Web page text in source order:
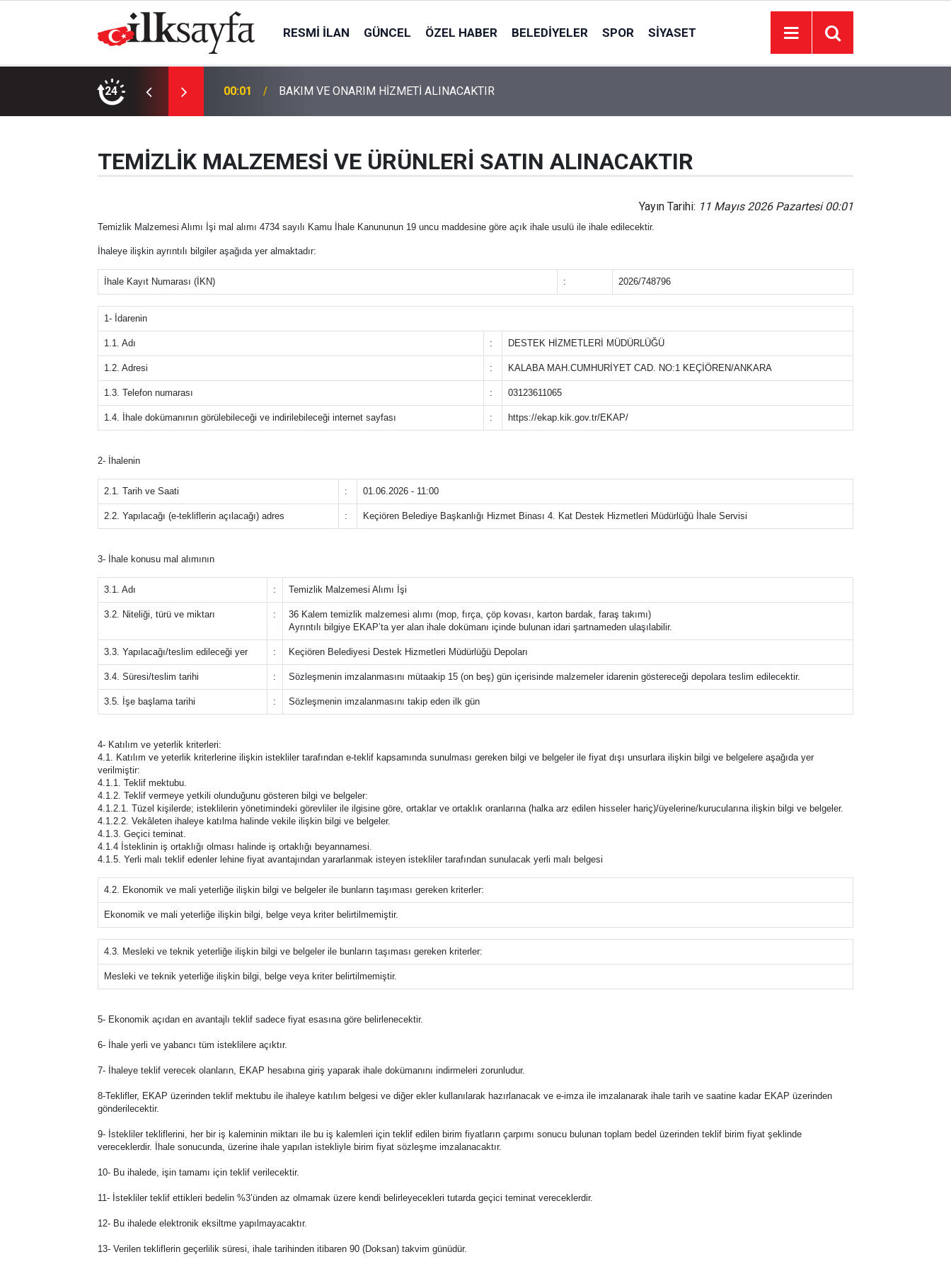
RESMI İLAN GÜNCEL ÖZEL HABER BELEDIYELER SPOR SIYASET
24 00:01 BAKIM VE ONARIM HİZMETİ ALINACAKTIR
TEMİZLİK MALZEMESİ VE ÜRÜNLERİ SATIN ALINACAKTIR
Yayın Tarihi: 11 Mayıs 2026 Pazartesi 00:01
Temizlik Malzemesi Alımı İşi mal alımı 4734 sayılı Kamu İhale Kanununun 19 uncu maddesine göre açık ihale usulü ile ihale edilecektir.
İhaleye ilişkin ayrıntılı bilgiler aşağıda yer almaktadır:
İhale Kayıt Numarası (İKN) : 2026/748796
1- İdarenin
1.1. Adı : DESTEK HİZMETLERİ MÜDÜRLÜĞÜ
1.2. Adresi : KALABA MAH.CUMHURİYET CAD. NO:1 KEÇİÖREN/ANKARA
1.3. Telefon numarası : 03123611065
1.4. İhale dokümanının görülebileceği ve indirilebileceği internet sayfası : https://ekap.kik.gov.tr/EKAP/
2- İhalenin
2.1. Tarih ve Saati : 01.06.2026 - 11:00
2.2. Yapılacağı (e-tekliflerin açılacağı) adres : Keçiören Belediye Başkanlığı Hizmet Binası 4. Kat Destek Hizmetleri Müdürlüğü İhale Servisi
3- İhale konusu mal alımının
3.1. Adı : Temizlik Malzemesi Alımı İşi
3.2. Niteliği, türü ve miktarı :
36 Kalem temizlik malzemesi alımı (mop, fırça, çöp kovası, karton bardak, faraş takımı)
Ayrıntılı bilgiye EKAP’ta yer alan ihale dokümanı içinde bulunan idari şartnameden ulaşılabilir.
3.3. Yapılacağı/teslim edileceği yer : Keçiören Belediyesi Destek Hizmetleri Müdürlüğü Depoları
3.4. Süresi/teslim tarihi : Sözleşmenin imzalanmasını mütaakip 15 (on beş) gün içerisinde malzemeler idarenin göstereceği depolara teslim edilecektir.
3.5. İşe başlama tarihi : Sözleşmenin imzalanmasını takip eden ilk gün
4- Katılım ve yeterlik kriterleri:
4.1. Katılım ve yeterlik kriterlerine ilişkin istekliler tarafından e-teklif kapsamında sunulması gereken bilgi ve belgeler ile fiyat dışı unsurlara ilişkin bilgi ve belgelere aşağıda yer
verilmiştir:
4.1.1. Teklif mektubu.
4.1.2. Teklif vermeye yetkili olunduğunu gösteren bilgi ve belgeler:
4.1.2.1. Tüzel kişilerde; isteklilerin yönetimindeki görevliler ile ilgisine göre, ortaklar ve ortaklık oranlarına (halka arz edilen hisseler hariç)/üyelerine/kurucularına ilişkin bilgi ve belgeler.
4.1.2.2. Vekâleten ihaleye katılma halinde vekile ilişkin bilgi ve belgeler.
4.1.3. Geçici teminat.
4.1.4 İsteklinin iş ortaklığı olması halinde iş ortaklığı beyannamesi.
4.1.5. Yerli malı teklif edenler lehine fiyat avantajından yararlanmak isteyen istekliler tarafından sunulacak yerli malı belgesi
4.2. Ekonomik ve mali yeterliğe ilişkin bilgi ve belgeler ile bunların taşıması gereken kriterler:
Ekonomik ve mali yeterliğe ilişkin bilgi, belge veya kriter belirtilmemiştir.
4.3. Mesleki ve teknik yeterliğe ilişkin bilgi ve belgeler ile bunların taşıması gereken kriterler:
Mesleki ve teknik yeterliğe ilişkin bilgi, belge veya kriter belirtilmemiştir.
5- Ekonomik açıdan en avantajlı teklif sadece fiyat esasına göre belirlenecektir.
6- İhale yerli ve yabancı tüm isteklilere açıktır.
7- İhaleye teklif verecek olanların, EKAP hesabına giriş yaparak ihale dokümanını indirmeleri zorunludur.
8-Teklifler, EKAP üzerinden teklif mektubu ile ihaleye katılım belgesi ve diğer ekler kullanılarak hazırlanacak ve e-imza ile imzalanarak ihale tarih ve saatine kadar EKAP üzerinden
gönderilecektir.
9- İstekliler tekliflerini, her bir iş kaleminin miktarı ile bu iş kalemleri için teklif edilen birim fiyatların çarpımı sonucu bulunan toplam bedel üzerinden teklif birim fiyat şeklinde
vereceklerdir. İhale sonucunda, üzerine ihale yapılan istekliyle birim fiyat sözleşme imzalanacaktır.
10- Bu ihalede, işin tamamı için teklif verilecektir.
11- İstekliler teklif ettikleri bedelin %3’ünden az olmamak üzere kendi belirleyecekleri tutarda geçici teminat vereceklerdir.
12- Bu ihalede elektronik eksiltme yapılmayacaktır.
13- Verilen tekliflerin geçerlilik süresi, ihale tarihinden itibaren 90 (Doksan) takvim günüdür.